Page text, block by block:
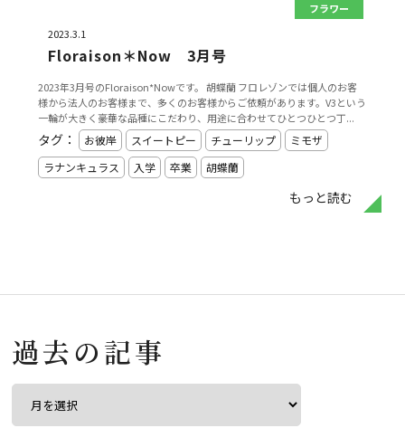
フラワー
2023.3.1
Floraison＊Now 3月号
2023年3月号のFloraison*Nowです。 胡蝶蘭 フロレゾンでは個人のお客
様から法人のお客様まで、多くのお客様からご依頼があります。V3という
一輪が大きく豪華な品種にこだわり、用途に合わせてひとつひとつ丁...
もっと読む
タグ： お彼岸 スイートピー チューリップ
ミモザ
ラナンキュラス
入学 卒業 胡蝶蘭
過去の記事